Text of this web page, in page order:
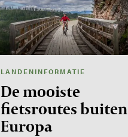
LANDENINFORMATIE
De mooiste
fietsroutes buiten
Europa